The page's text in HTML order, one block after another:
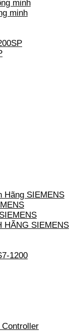
minh
minh
Hãng SIEMENS
HÃNG SIEMENS
1200
Controller